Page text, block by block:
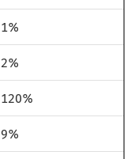
1%
2%
120%
9%